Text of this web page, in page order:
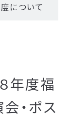
について
年度福
・ポス